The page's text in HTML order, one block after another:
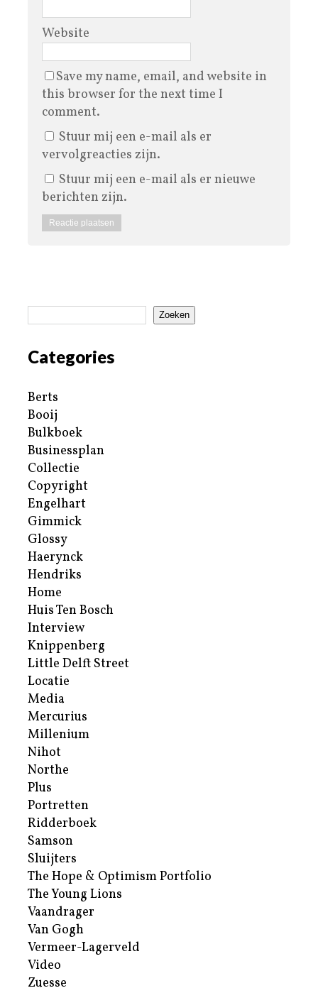
Website
Save my name, email, and website in
this browser for the next time I
comment.
Stuur mij een e-mail als er
vervolgreacties zijn.
Stuur mij een e-mail als er nieuwe
berichten zijn.
Zoeken
Categories
Berts
Booij
Bulkboek
Businessplan
Collectie
Copyright
Engelhart
Gimmick
Glossy
Haerynck
Hendriks
Home
Huis Ten Bosch
Interview
Knippenberg
Little Delft Street
Locatie
Media
Mercurius
Millenium
Nihot
Northe
Plus
Portretten
Ridderboek
Samson
Sluijters
The Hope & Optimism Portfolio
The Young Lions
Vaandrager
Van Gogh
Vermeer-Lagerveld
Video
Zuesse